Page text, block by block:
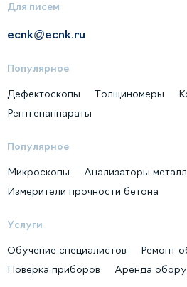
Для писем
ecnk@ecnk.ru
Популярное
Дефектоскопы Толщиномеры
Рентгенаппараты
Популярное
Микроскопы
Анализаторы
Измерители прочности бетона
Услуги
Обучение специалистов
Ремонт
Поверка приборов
Аренда